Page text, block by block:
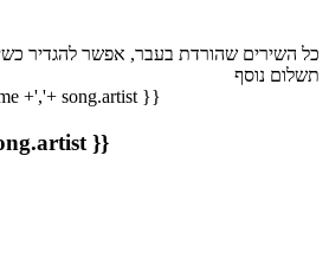
כל השירים שהורדת בעבר, אפשר להגדיר
תשלום נוסף
}}